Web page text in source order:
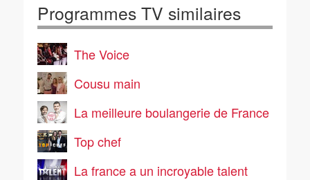
Programmes TV similaires
The Voice
Cousu main
La meilleure boulangerie de France
Top chef
La france a un incroyable talent